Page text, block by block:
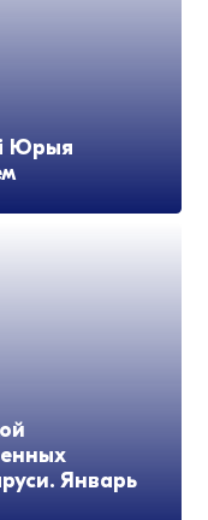
Юрыя
Январь